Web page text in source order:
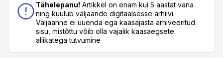
Tähelepanu! Artikkel on enam kui 5 aastat vana
ning kuulub väljaande digitaalsesse arhiivi.
Väljaanne ei uuenda ega kaasajasta arhiveeritud
sisu, mistõttu võib olla vajalik kaasaegsete
allikatega tutvumine